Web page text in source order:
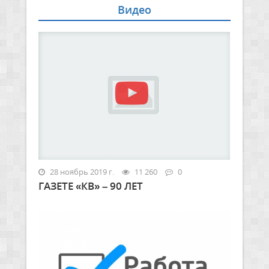
Видео
28 ноябрь 2019 г. 11 260 0
ГАЗЕТЕ «КВ» – 90 ЛЕТ